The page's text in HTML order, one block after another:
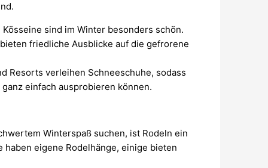
sind im Winter besonders schön.
friedliche Ausblicke auf die gefrorene
Resorts verleihen Schneeschuhe, sodass
einfach ausprobieren können.
Winterspaß suchen, ist Rodeln ein
eigene Rodelhänge, einige bieten